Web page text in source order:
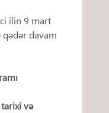
ilin 9 mart
davam
tarixi və